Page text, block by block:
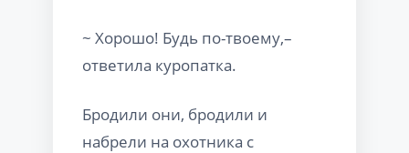
~ Хорошо! Будь по-твоему,–
ответила куропатка.
Бродили они, бродили и
набрели на охотника с